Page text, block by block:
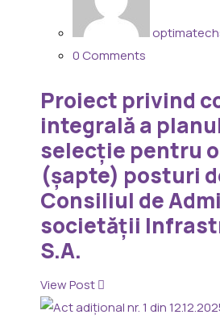
Rapoarte Consiliul de
Planul de administrare
Raportări contabile
Rapoarte Comisie de
Rapoarte de audit
Buget venituri și
Cheltuieli totale cu
Procedură selecție
Membrii CA
Director General
Arhivă
Foști directori, membri
Diverse
0 Comments
Proiect privind
integrală a
selecție pentru
(șapte) posturi
Consiliul de
societății
S.A.
View Post